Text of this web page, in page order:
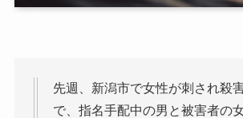
先週、新潟市で女性が刺され殺
で、指名手配中の男と被害者の